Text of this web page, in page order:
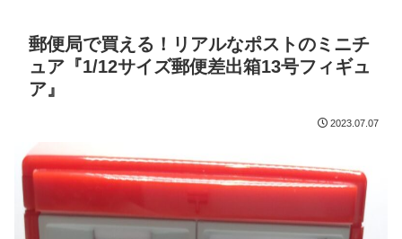
郵便局で買える！リアルなポストのミニチ
ュア『1/12サイズ郵便差出箱13号フィギュ
ア』
2023.07.07